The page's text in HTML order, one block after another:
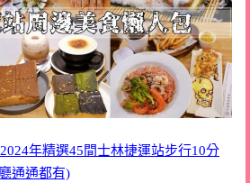
年精選45間士林捷運站步行10分
通通都有)